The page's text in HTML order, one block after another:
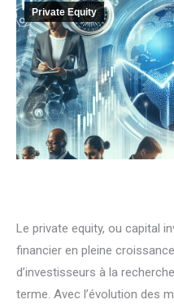
Private Equity
Le private equity, ou capital
financier en pleine
d’investisseurs à la
terme. Avec l’évolution des